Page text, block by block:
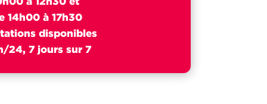
14h00 à 17h30
disponibles
24, 7 jours sur 7